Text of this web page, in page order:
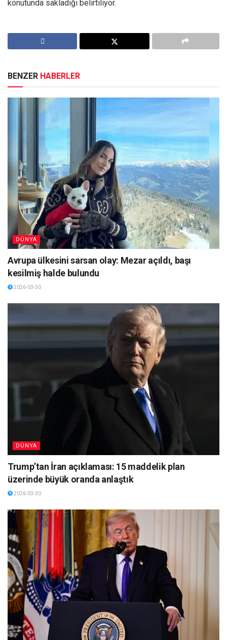
konutunda sakladığı belirtiliyor.
BENZER HABERLER
DÜNYA
Avrupa ülkesini sarsan olay: Mezar açıldı, başı
kesilmiş halde bulundu
2026-03-30
DÜNYA
Trump’tan İran açıklaması: 15 maddelik plan
üzerinde büyük oranda anlaştık
2026-03-30